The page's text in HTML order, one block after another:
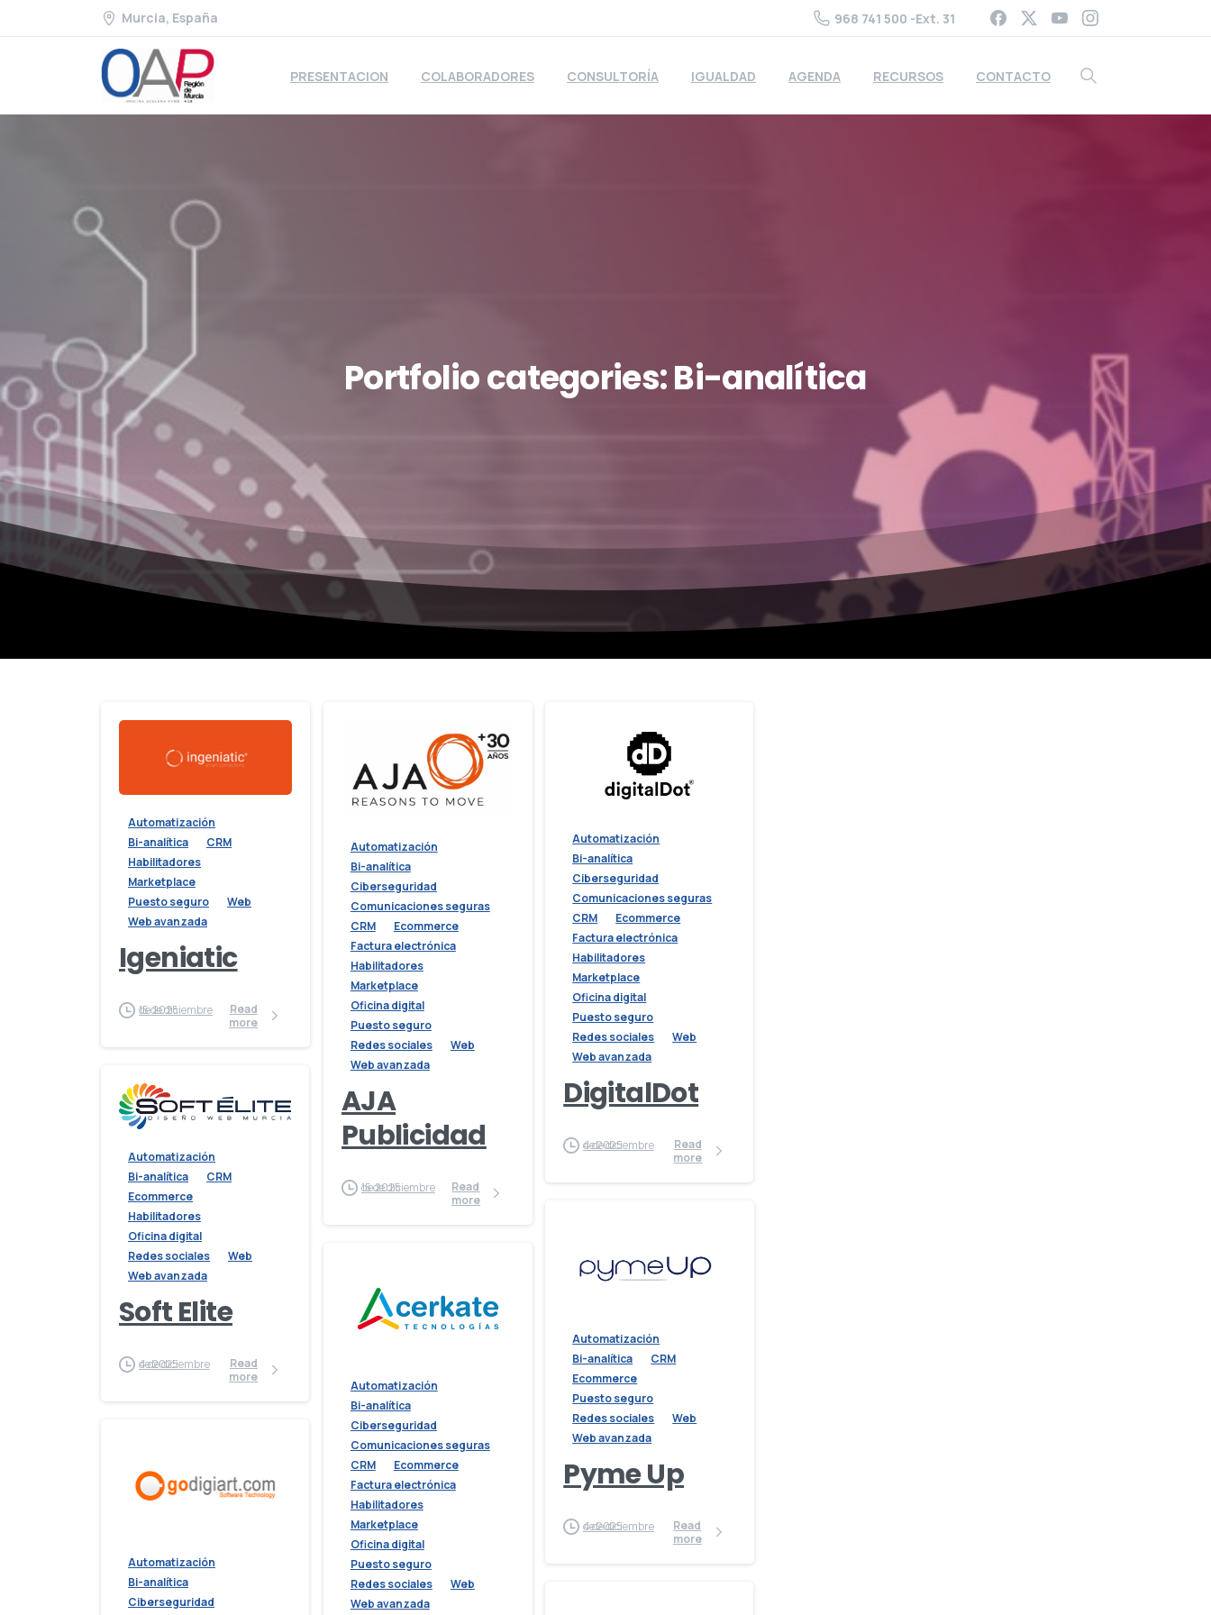
Murcia, España 968 741 500 -Ext. 31
PRESENTACION COLABORADORES CONSULTORÍA IGUALDAD AGENDA RECURSOS CONTACTO
Portfoliocategories:Bi-analítica
Automatización
Bi-analítica
CRM
Habilitadores
Marketplace
Puesto seguro
Web
Web avanzada
Igeniatic
15 de diciembre de 2025
Read
more
Automatización
Bi-analítica
Ciberseguridad
Comunicaciones seguras
CRM
Ecommerce
Factura electrónica
Habilitadores
Marketplace
Oficina digital
Puesto seguro
Redes sociales
Web
Web avanzada
AJA
Publicidad
15 de diciembre de 2025
Read
more
Automatización
Bi-analítica
Ciberseguridad
Comunicaciones seguras
CRM
Ecommerce
Factura electrónica
Habilitadores
Marketplace
Oficina digital
Puesto seguro
Redes sociales
Web
Web avanzada
DigitalDot
4 de diciembre de 2025
Read
more
Automatización
Bi-analítica
CRM
Ecommerce
Habilitadores
Oficina digital
Redes sociales
Web
Web avanzada
Soft Elite
4 de diciembre de 2025
Read
more
Automatización
Bi-analítica
CRM
Ecommerce
Puesto seguro
Redes sociales
Web
Web avanzada
Pyme Up
4 de diciembre de 2025
Read
more
Automatización
Bi-analítica
Ciberseguridad
Comunicaciones seguras
CRM
Ecommerce
Factura electrónica
Habilitadores
Marketplace
Oficina digital
Puesto seguro
Redes sociales
Web
Web avanzada
Automatización
Bi-analítica
Ciberseguridad